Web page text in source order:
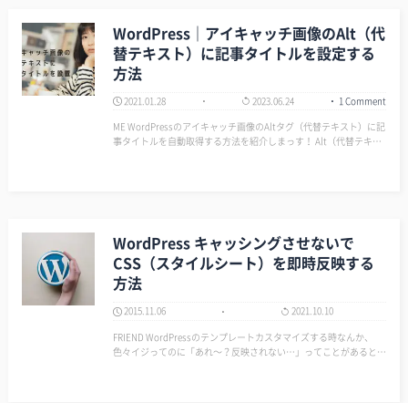
WordPress｜アイキャッチ画像のAlt（代
替テキスト）に記事タイトルを設定する
方法
2021.01.28 2023.06.24
1 Comment
ME WordPressのアイキャッチ画像のAltタグ（代替テキスト）に記
事タイトルを自動取得する方法を紹介しまっす！ Alt（代替テキス
WordPress キャッシングさせないで
CSS（スタイルシート）を即時反映する
方法
2015.11.06
2021.10.10
FRIEND WordPressのテンプレートカスタマイズする時なんか、
色々イジってのに「あれ～？反映されない…」ってことがあるとで